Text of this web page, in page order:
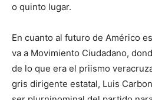
o quinto lugar.
En cuanto al futuro de Américo
va a Movimiento Ciudadano,
de lo que era el priismo
gris dirigente estatal, Luis